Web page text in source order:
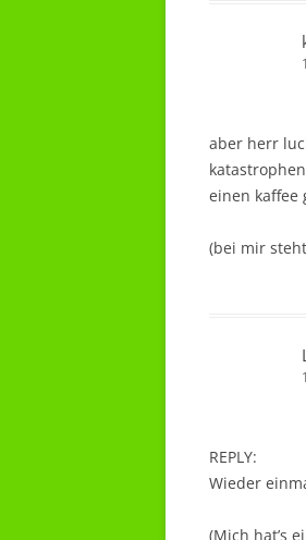
aber herr
einen kaffee
(bei mir
REPLY:
Wieder
(Mich hat’s